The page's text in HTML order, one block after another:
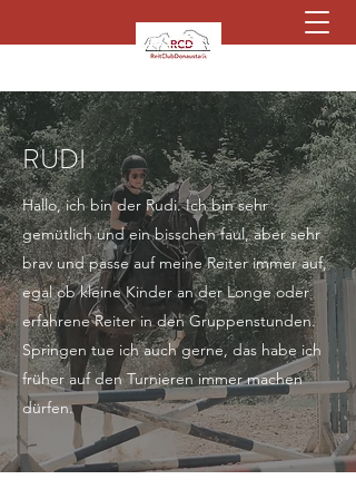
Kontaktieren Sie uns
RUDI
Hallo, ich bin der Rudi. Ich bin sehr
gemütlich und ein bisschen faul, aber sehr
brav und passe auf meine Reiter immer auf,
egal ob kleine Kinder an der Longe oder
erfahrene Reiter in den Gruppenstunden.
Springen tue ich auch gerne, das habe ich
früher auf den Turnieren immer machen
dürfen.